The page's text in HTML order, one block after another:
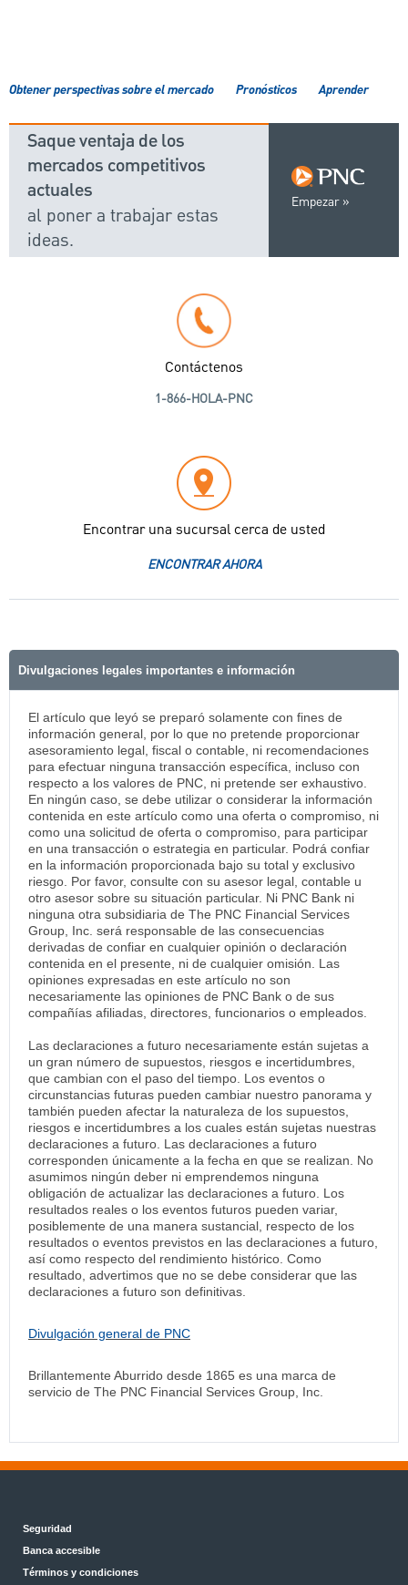
Obtener perspectivas sobre el mercado Pronósticos Aprender
Empezar
Saque ventaja de los
mercados competitivos
actuales
al poner a trabajar estas
ideas.
Contáctenos
1-866-HOLA-PNC
Encontrar una sucursal cerca de usted
ENCONTRAR AHORA
Divulgaciones legales importantes e información
El artículo que leyó se preparó solamente con fines de
información general, por lo que no pretende proporcionar
asesoramiento legal, fiscal o contable, ni recomendaciones
para efectuar ninguna transacción específica, incluso con
respecto a los valores de PNC, ni pretende ser exhaustivo.
En ningún caso, se debe utilizar o considerar la información
contenida en este artículo como una oferta o compromiso, ni
como una solicitud de oferta o compromiso, para participar
en una transacción o estrategia en particular. Podrá confiar
en la información proporcionada bajo su total y exclusivo
riesgo. Por favor, consulte con su asesor legal, contable u
otro asesor sobre su situación particular. Ni PNC Bank ni
ninguna otra subsidiaria de The PNC Financial Services
Group, Inc. será responsable de las consecuencias
derivadas de confiar en cualquier opinión o declaración
contenida en el presente, ni de cualquier omisión. Las
opiniones expresadas en este artículo no son
necesariamente las opiniones de PNC Bank o de sus
compañías afiliadas, directores, funcionarios o empleados.
Las declaraciones a futuro necesariamente están sujetas a
un gran número de supuestos, riesgos e incertidumbres,
que cambian con el paso del tiempo. Los eventos o
circunstancias futuras pueden cambiar nuestro panorama y
también pueden afectar la naturaleza de los supuestos,
riesgos e incertidumbres a los cuales están sujetas nuestras
declaraciones a futuro. Las declaraciones a futuro
corresponden únicamente a la fecha en que se realizan. No
asumimos ningún deber ni emprendemos ninguna
obligación de actualizar las declaraciones a futuro. Los
resultados reales o los eventos futuros pueden variar,
posiblemente de una manera sustancial, respecto de los
resultados o eventos previstos en las declaraciones a futuro,
así como respecto del rendimiento histórico. Como
resultado, advertimos que no se debe considerar que las
declaraciones a futuro son definitivas.
Divulgación general de PNC
Brillantemente Aburrido desde 1865 es una marca de
servicio de The PNC Financial Services Group, Inc.
Seguridad
Banca accesible
Términos y condiciones